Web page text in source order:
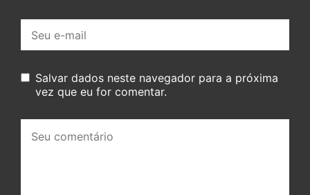
mail:
Salvar dados neste navegador para a próxima
vez que eu for comentar.
comentário: